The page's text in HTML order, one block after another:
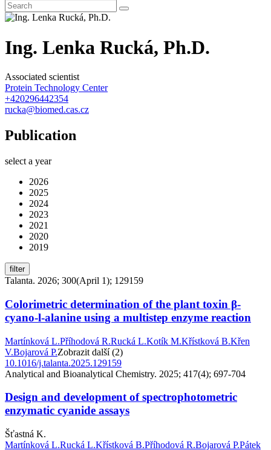
Ing. Lenka Rucká, Ph.D.
Associated scientist
Protein Technology Center
+420296442354
rucka@biomed.cas.cz
Publication
select a year
2026
2025
2024
2023
2021
2020
2019
filter
Talanta. 2026; 300(April 1); 129159
Colorimetric determination of the plant toxin β-
cyano-l-alanine using a multistep enzyme reaction
Martínková L.Příhodová R.Rucká L.Kotík M.Křístková B.Křen
V.Bojarová P.Zobrazit další (2)
10.1016/j.talanta.2025.129159
Analytical and Bioanalytical Chemistry. 2025; 417(4); 697-704
Design and development of spectrophotometric
enzymatic cyanide assays
Šťastná K.
Martínková L.Rucká L.Křístková B.Příhodová R.Bojarová P.Pátek